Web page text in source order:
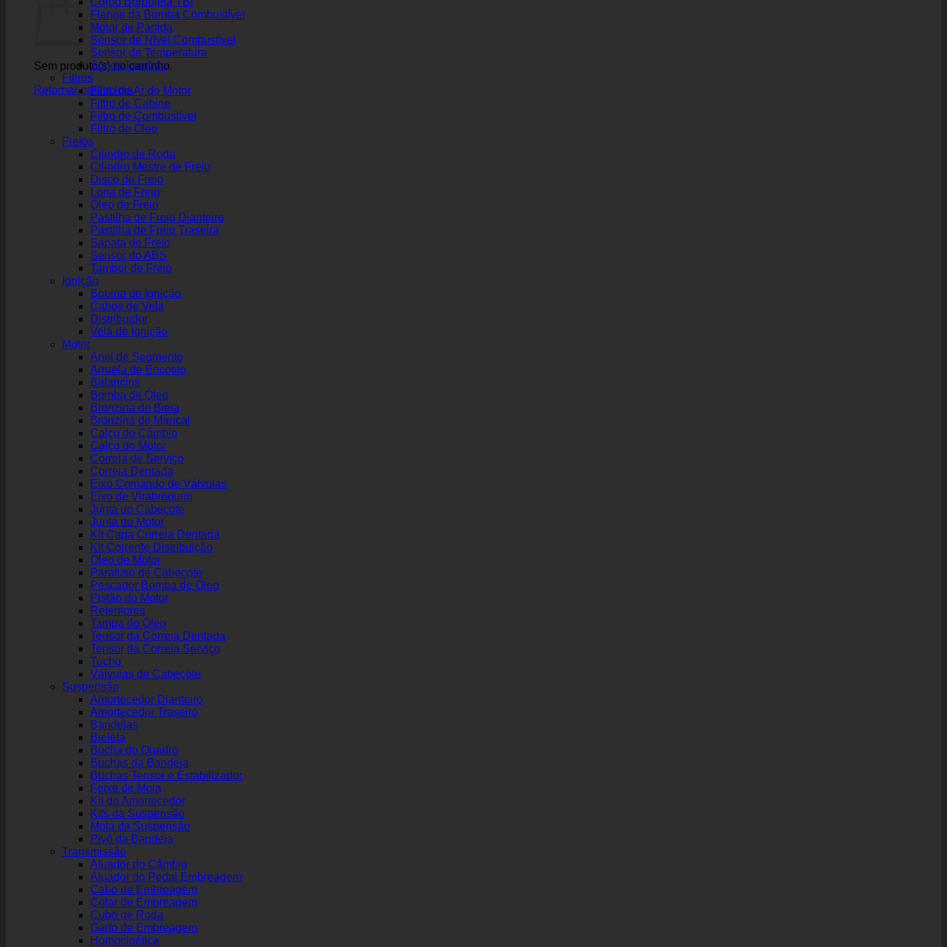
Sem produto(s) no carrinho.
Retornar para a loja
Flange da Bomba Combustível
Motor de Partida
Sensor de Nível Combustível
Sensor de Temperatura
Sonda Lambda
Filtros
Filtro de Ar do Motor
Filtro de Cabine
Filtro de Combustível
Filtro de Óleo
Freios
Cilindro de Roda
Cilindro Mestre de Freio
Disco de Freio
Lona de Freio
Óleo de Freio
Pastilha de Freio Dianteiro
Pastilha de Freio Traseira
Sapata de Freio
Sensor do ABS
Tambor de Freio
Ignição
Bobina de Ignição
Cabos de Vela
Distribuidor
Vela de Ignição
Motor
Anel de Segmento
Arruela de Encosto
Balancins
Bomba de Óleo
Bronzina de Biela
Bronzina de Mancal
Calço do Câmbio
Calço do Motor
Correia de Serviço
Correia Dentada
Eixo Comando de Válvulas
Eixo de Virabrequim
Junta do Cabeçote
Junta do Motor
Kit Capa Correia Dentada
Kit Corrente Distribuição
Óleo de Motor
Parafuso de Cabeçote
Pescador Bomba de Óleo
Pistão do Motor
Retentores
Tampa do Óleo
Tensor da Correia Dentada
Tensor da Correia Serviço
Tucho
Válvulas de Cabeçote
Suspensão
Amortecedor Dianteiro
Amortecedor Traseiro
Bandejas
Bieleta
Bucha do Quadro
Buchas da Bandeja
Buchas Tensor e Estabilizador
Feixe de Mola
Kit do Amortecedor
Kits da Suspensão
Mola da Suspensão
Pivô da Bandeja
Transmissão
Atuador do Câmbio
Atuador do Pedal Embreagem
Cabo de Embreagem
Colar de Embreagem
Cubo de Roda
Garfo de Embreagem
Homocinética